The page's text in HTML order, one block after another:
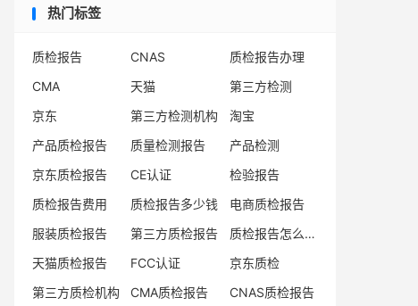
热门标签
质检报告 CNAS
质检报告办理
CMA
天猫
第三方检测
京东
第三方检测机构
淘宝
产品质检报告
质量检测报告
产品检测
京东质检报告
CE认证
检验报告
质检报告费用
质检报告多少钱
电商质检报告
服装质检报告
第三方质检报告
质检报告怎么办理
天猫质检报告
FCC认证
京东质检
第三方质检机构
CMA质检报告
CNAS质检报告